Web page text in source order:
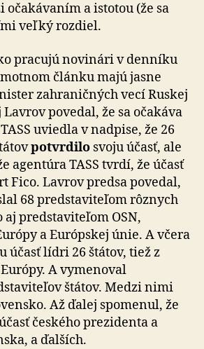
očakávaním a istotou (že sa
veľký rozdiel.
pracujú novinári v denníku
článku majú jasne
zahraničných vecí Ruskej
povedal, že sa očakáva
uviedla v nadpise, že 26
potvrdilo svoju účasť, ale
agentúra TASS tvrdí, že účasť
Fico. Lavrov predsa povedal,
68 predstaviteľom rôznych
predstaviteľom OSN,
a Európskej únie. A včera
účasť lídri 26 štátov, tiež z
Európy. A vymenoval
štátov. Medzi nimi
Až ďalej spomenul, že
českého prezidenta a
a ďalších.